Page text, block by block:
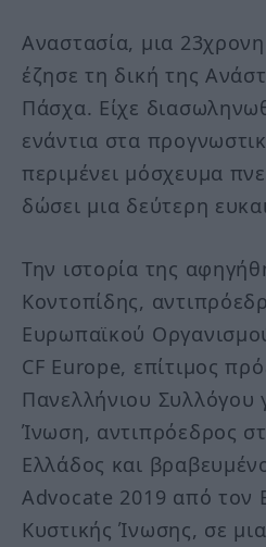
Αναστασία, μια
έζησε τη δική της
Πάσχα. Είχε
ενάντια στα
περιμένει μόσχευμα
δώσει μια δεύτερη
Την ιστορία της
Κοντοπίδης,
Ευρωπαϊκού
CF Europe, επίτιμος
Πανελλήνιου Συλλόγου
Ίνωση, αντιπρόεδρος
Ελλάδος και
Advocate 2019 από τον
Κυστικής Ίνωσης, σε